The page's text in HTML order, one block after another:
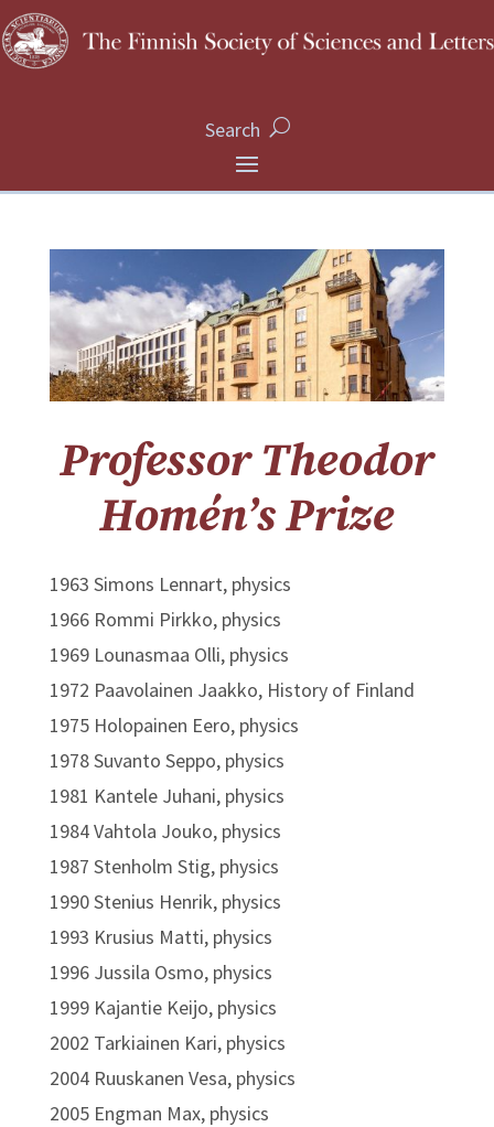
Search
Professor Theodor
Homén’s Prize
1963 Simons Lennart, physics
1966 Rommi Pirkko, physics
1969 Lounasmaa Olli, physics
1972 Paavolainen Jaakko, History of Finland
1975 Holopainen Eero, physics
1978 Suvanto Seppo, physics
1981 Kantele Juhani, physics
1984 Vahtola Jouko, physics
1987 Stenholm Stig, physics
1990 Stenius Henrik, physics
1993 Krusius Matti, physics
1996 Jussila Osmo, physics
1999 Kajantie Keijo, physics
2002 Tarkiainen Kari, physics
2004 Ruuskanen Vesa, physics
2005 Engman Max, physics